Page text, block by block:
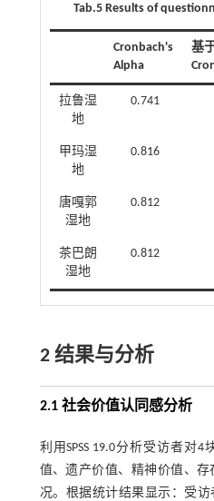
Tab.5 Results of
Cronbach's
Alpha
基
拉鲁湿
地
0.741
甲玛湿
地
0.816
唐嘎郭
湿地
0.812
茶巴朗
湿地
0.812
2 结果与分析
2.1 社会价值认同感分析
利用SPSS 19.0分析受访者对
值、遗产价值、精神价值、
况。根据统计结果显示：受